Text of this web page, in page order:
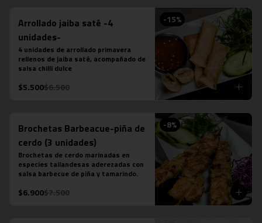
-15%
Arrollado jaiba saté -4
unidades-
4 unidades de arrollado primavera
rellenos de jaiba saté, acompañado de
salsa chilli dulce
$5.500$6.500
-8%
Brochetas Barbeacue-piña de
cerdo (3 unidades)
Brochetas de cerdo marinadas en
especies tailandesas aderezadas con
salsa barbecue de piña y tamarindo.
$6.900$7.500